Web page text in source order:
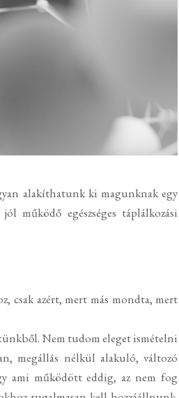
alakíthatunk ki magunknak egy
működő egészséges táplálkozási
csak azért, mert más mondta, mert
Nem tudom eleget ismételni
megállás nélkül alakuló, változó
ami működött eddig, az nem fog